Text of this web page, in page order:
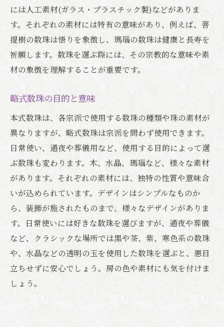
には人工素材(ガラス・プラスチック製)などがありま
す。それぞれの素材には特有の意味があり、例えば、菩
提樹の数珠は悟りを象徴し、瑪瑙の数珠は健康と長寿を
祈願します。数珠を選ぶ際には、その宗教的な意味や素
材の象徴を理解することが重要です。
略式数珠の目的と意味
本式数珠は、各宗派で使用する数珠の種類や珠の素材が
異なりますが、略式数珠は宗派を問わず使用できます。
日常使い、通夜や葬儀用など、使用する目的によって選
ぶ数珠も変わります。木、水晶、瑪瑙など、様々な素材
があります。それぞれの素材には、独特の性質や意味合
いが込められています。デザインはシンプルなものか
ら、装飾が施されたものまで、様々なデザインがありま
す。日常使いには好きな数珠を選びますが、通夜や葬儀
など、クラシックな場所では黒や茶、紫、寒色系の数珠
や、水晶などの透明の玉を使用した数珠を選ぶと、悪目
立ちせずに安心でしょう。房の色や素材にも気を付けま
しょう。